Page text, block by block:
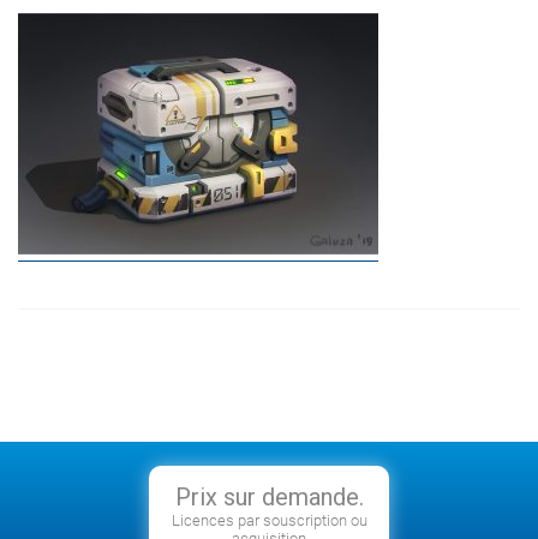
Prix sur demande.
Licences par souscription ou